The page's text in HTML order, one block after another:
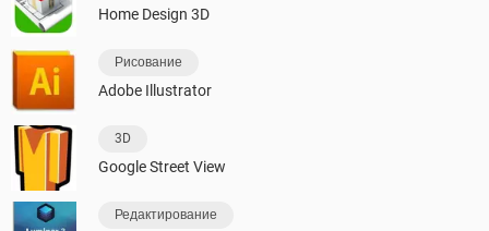
Home Design 3D
Рисование
Adobe Illustrator
3D
Google Street View
Редактирование